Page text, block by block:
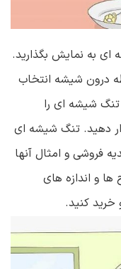
به نمایش بگذارید.
درون شیشه انتخاب
تنگ شیشه ای را
دهید. تنگ شیشه ای
فروشی و امثال آنها
و اندازه های
خرید کنید.